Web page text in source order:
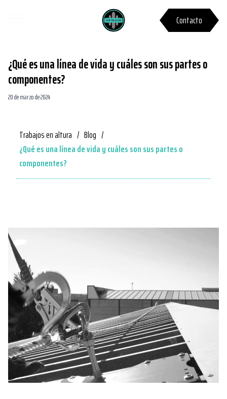
Contacto
¿Qué es una línea de vida y cuáles son sus partes o
componentes?
20 de marzo de 2024
Trabajos en altura / Blog /
¿Qué es una línea de vida y cuáles son sus partes o
componentes?